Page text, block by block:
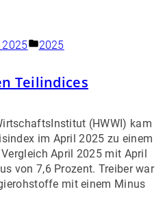
2025
Teilindices
(HWWI) kam
im April 2025 zu einem
April 2025 mit April
von 7,6 Prozent. Treiber war
mit einem Minus